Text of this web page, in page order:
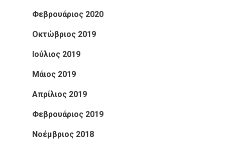
Φεβρουάριος 2020
Οκτώβριος 2019
Ιούλιος 2019
Μάιος 2019
Απρίλιος 2019
Φεβρουάριος 2019
Νοέμβριος 2018